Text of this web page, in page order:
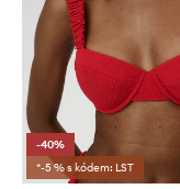
-40%
*-5 % s kódem: LST